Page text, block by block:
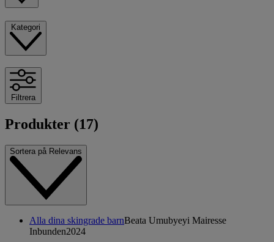
Filtrera
Produkter (17)
Sortera på Relevans
Alla dina skingrade barnBeata Umubyeyi Mairesse
Inbunden2024